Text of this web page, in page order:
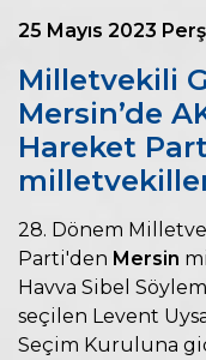
25 Mayıs 2023
Milletvekili
Mersin’de
Hareket
28. Dönem
Parti'den Mersin
Havva Sibel
seçilen Levent
Seçim Kuruluna